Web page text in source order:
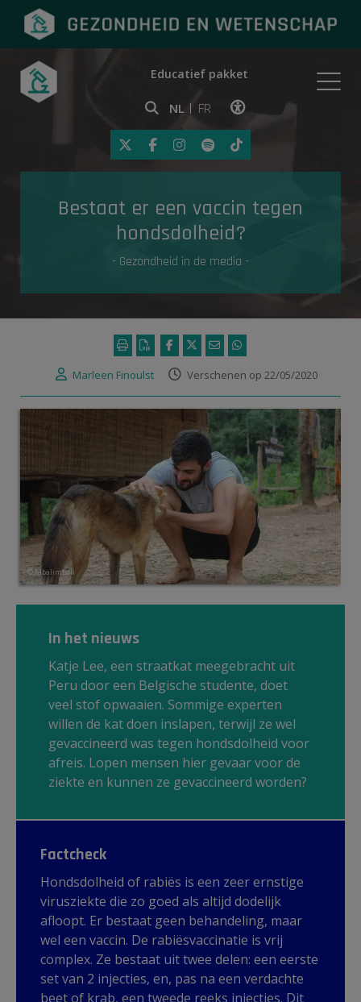
Onderwerpen
Gezondheid in de media
Educatief pakket
NL FR
Klik op deze link om
Bestaat er een vaccin tegen
hondsdolheid?
- Gezondheid in de media -
Marleen Finoulst Verschenen op 22/05/2020
© Mbalimbali
In het nieuws
Katje Lee, een straatkat meegebracht uit
Peru door een Belgische studente, doet
veel stof opwaaien. Sommige experten
willen de kat doen inslapen, terwijl ze wel
gevaccineerd was tegen hondsdolheid voor
afreis. Lopen mensen hier gevaar voor de
ziekte en kunnen ze gevaccineerd worden?
Factcheck
Hondsdolheid of rabiës is een zeer ernstige
virusziekte die zo goed als altijd dodelijk
afloopt. Er bestaat geen behandeling, maar
wel een vaccin. De rabiësvaccinatie is vrij
complex. Ze bestaat uit twee delen: een eerste
set van 2 injecties, en, pas na een verdachte
beet of krab, een tweede reeks injecties. Dit